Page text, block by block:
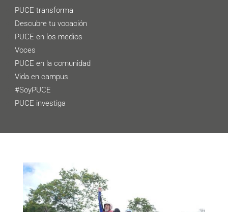
PUCE transforma
Descubre tu vocación
PUCE en los medios
Voces
PUCE en la comunidad
Vida en campus
#SoyPUCE
PUCE investiga